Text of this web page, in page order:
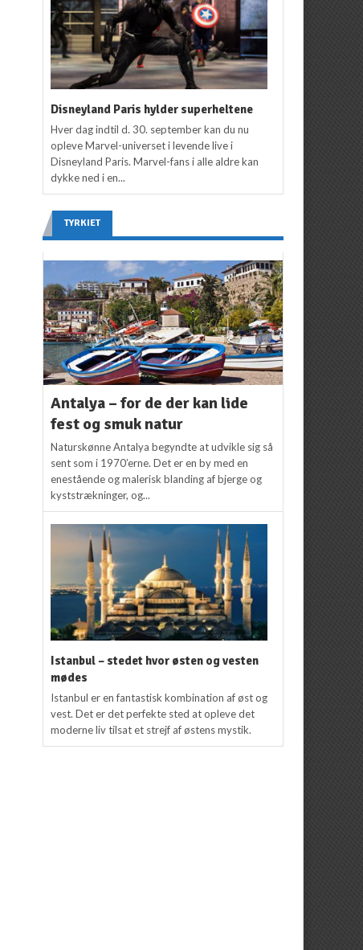
Disneyland Paris hylder superheltene
Hver dag indtil d. 30. september kan du nu
opleve Marvel-universet i levende live i
Disneyland Paris. Marvel-fans i alle aldre kan
dykke ned i en...
TYRKIET
Antalya – for de der kan lide
fest og smuk natur
Naturskønne Antalya begyndte at udvikle sig så
sent som i 1970’erne. Det er en by med en
enestående og malerisk blanding af bjerge og
kyststrækninger, og...
Istanbul – stedet hvor østen og vesten
mødes
Istanbul er en fantastisk kombination af øst og
vest. Det er det perfekte sted at opleve det
moderne liv tilsat et strejf af østens mystik.